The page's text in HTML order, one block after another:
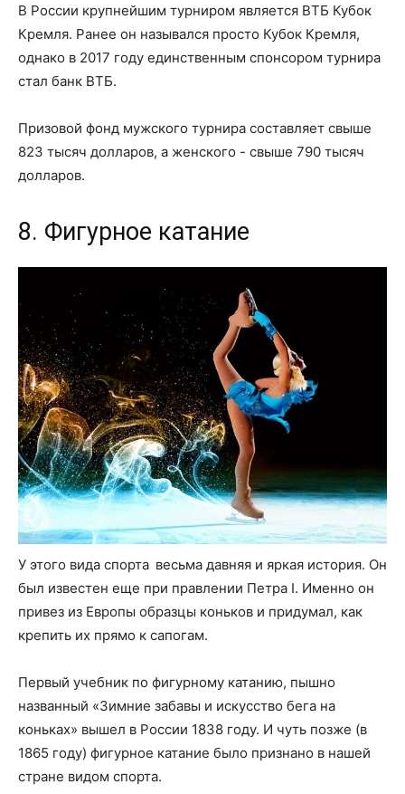
В России крупнейшим турниром является ВТБ Кубок
Кремля. Ранее он назывался просто Кубок Кремля,
однако в 2017 году единственным спонсором турнира
стал банк ВТБ.
Призовой фонд мужского турнира составляет свыше
823 тысяч долларов, а женского - свыше 790 тысяч
долларов.
8. Фигурное катание
У этого вида спорта весьма давняя и яркая история. Он
был известен еще при правлении Петра I. Именно он
привез из Европы образцы коньков и придумал, как
крепить их прямо к сапогам.
Первый учебник по фигурному катанию, пышно
названный «Зимние забавы и искусство бега на
коньках» вышел в России 1838 году. И чуть позже (в
1865 году) фигурное катание было признано в нашей
стране видом спорта.